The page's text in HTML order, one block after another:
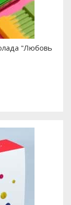
"Любовь